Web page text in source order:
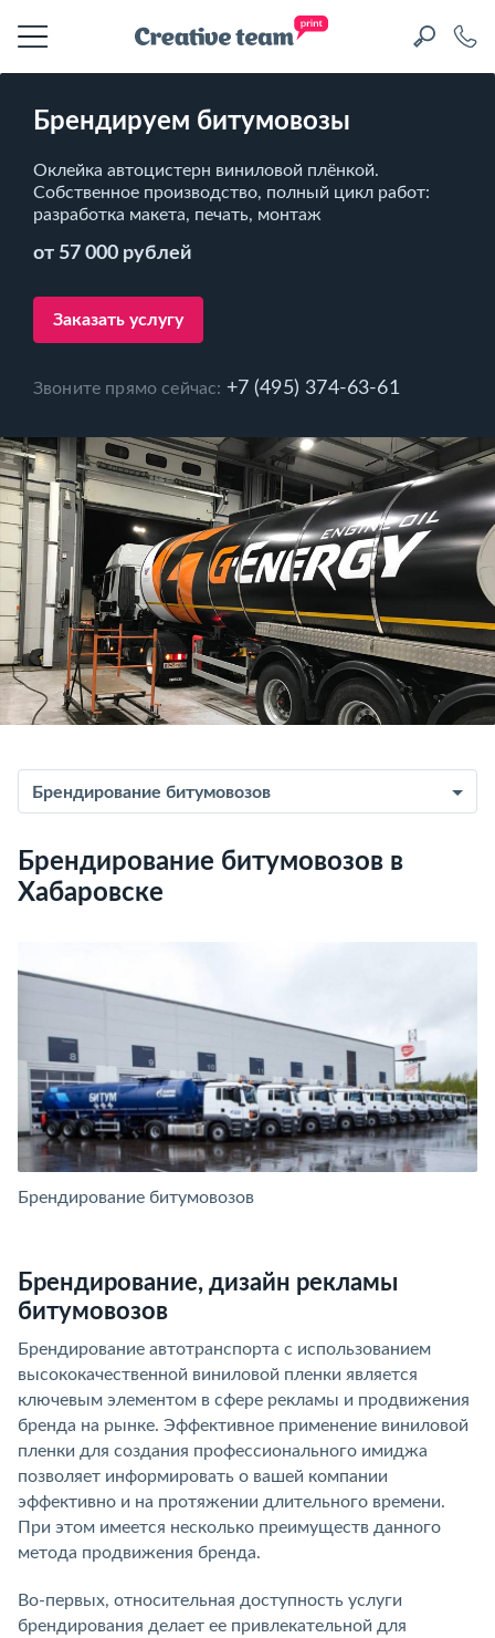
Брендируем битумовозы
Оклейка автоцистерн виниловой плёнкой.
Собственное производство, полный цикл работ:
разработка макета, печать, монтаж
от 57 000 рублей
Заказать услугу
Звоните прямо сейчас: +7 (495) 374-63-61
Брендирование битумовозов
Брендирование битумовозов в
Хабаровске
Брендирование битумовозов
Брендирование, дизайн рекламы
битумовозов
Брендирование автотранспорта с использованием
высококачественной виниловой пленки является
ключевым элементом в сфере рекламы и продвижения
бренда на рынке. Эффективное применение виниловой
пленки для создания профессионального имиджа
позволяет информировать о вашей компании
эффективно и на протяжении длительного времени.
При этом имеется несколько преимуществ данного
метода продвижения бренда.
Во-первых, относительная доступность услуги
брендирования делает ее привлекательной для